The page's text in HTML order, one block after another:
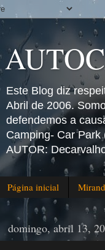
Este Blog diz
Abril de 2006.
defendemos a
Camping- Car
AUTOR:
Página inicial
domingo, abril 13,